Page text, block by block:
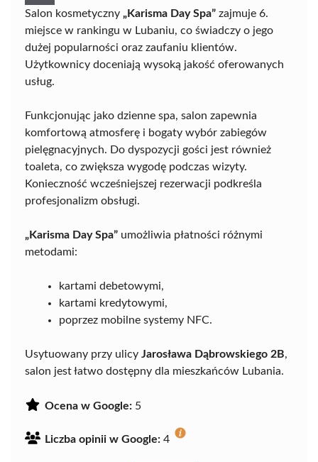
Salon kosmetyczny „Karisma Day Spa” zajmuje 6.
miejsce w rankingu w Lubaniu, co świadczy o jego
dużej popularności oraz zaufaniu klientów.
Użytkownicy doceniają wysoką jakość oferowanych
usług.
Funkcjonując jako dzienne spa, salon zapewnia
komfortową atmosferę i bogaty wybór zabiegów
pielęgnacyjnych. Do dyspozycji gości jest również
toaleta, co zwiększa wygodę podczas wizyty.
Konieczność wcześniejszej rezerwacji podkreśla
profesjonalizm obsługi.
„Karisma Day Spa” umożliwia płatności różnymi
metodami:
kartami debetowymi,
kartami kredytowymi,
poprzez mobilne systemy NFC.
Usytuowany przy ulicy Jarosława Dąbrowskiego 2B,
salon jest łatwo dostępny dla mieszkańców Lubania.
Ocena w Google: 5
Liczba opinii w Google: 4